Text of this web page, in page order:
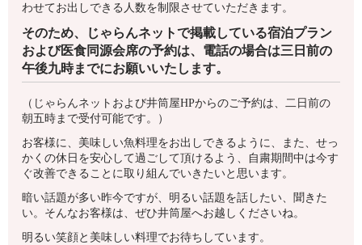
わせてお出しできる人数を制限させていただきます。
そのため、じゃらんネットで掲載している宿泊プラン
および医食同源会席の予約は、電話の場合は三日前の
午後九時までにお願いいたします。
（じゃらんネットおよび井筒屋HPからのご予約は、二日前の
朝五時まで受付可能です。）
お客様に、美味しい魚料理をお出しできるように、また、せっ
かくの休日を安心して過ごして頂けるよう、自粛期間中は今す
ぐ改善できることに取り組んでいきたいと思います。
暗い話題が多い昨今ですが、明るい話題を話したい、聞きた
い。そんなお客様は、ぜひ井筒屋へお越しくださいね。
明るい笑顔と美味しい料理でお待ちしています。